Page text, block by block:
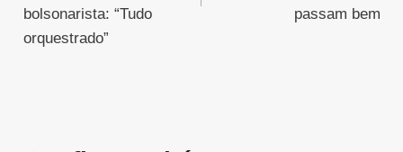
bolsonarista: “Tudo
orquestrado”
passam bem